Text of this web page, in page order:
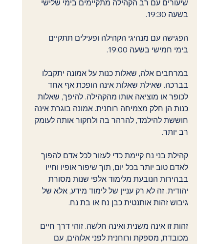
שיעורים עם רב הקהילה מתקיימים בימי שלישי
בשעה 19:30.
הפגישה עם מנהיגי הקהילה ופעילים תתקיים
בימי חמישי בשעה 19:00.
במרחבים אלה, שאלות כנות על אמונה יתקבלו
בברכה. שאילת שאלות אינה הופכת אף אחד
לכופר או מוציאה אותו מהקהילה. להיפך, שאלות
כנות הן חלק מצמיחה רוחנית. אמונה בוגרת אינה
חוששת להילמד, להרהר בה ולחקור אותה לעומק
רב יותר.
קהילת בני נח קיימת כדי לעזור לכל אדם להפוך
לאדם טוב יותר בכל יום, תוך שיפור אופיו וחייו
בבהירות הנובעת מלימוד אלפי שנות מסורת
יהודית. זה לא רק עניין של לימוד מידע, אלא של
גיבוש זהות אותנטית כבן נח או בת נח.
זהות זו אינה משנית ואינה חלשה. זוהי דרך חיים
מכובדת, מספקת ורוחנית לפני אלוהים, עם